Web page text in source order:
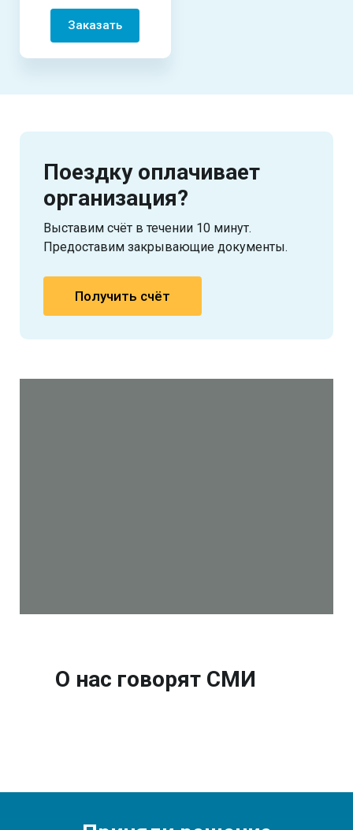
Заказать
Поездку оплачивает
организация?
Выставим счёт в течении 10 минут.
Предоставим закрывающие документы.
Получить счёт
О нас говорят СМИ